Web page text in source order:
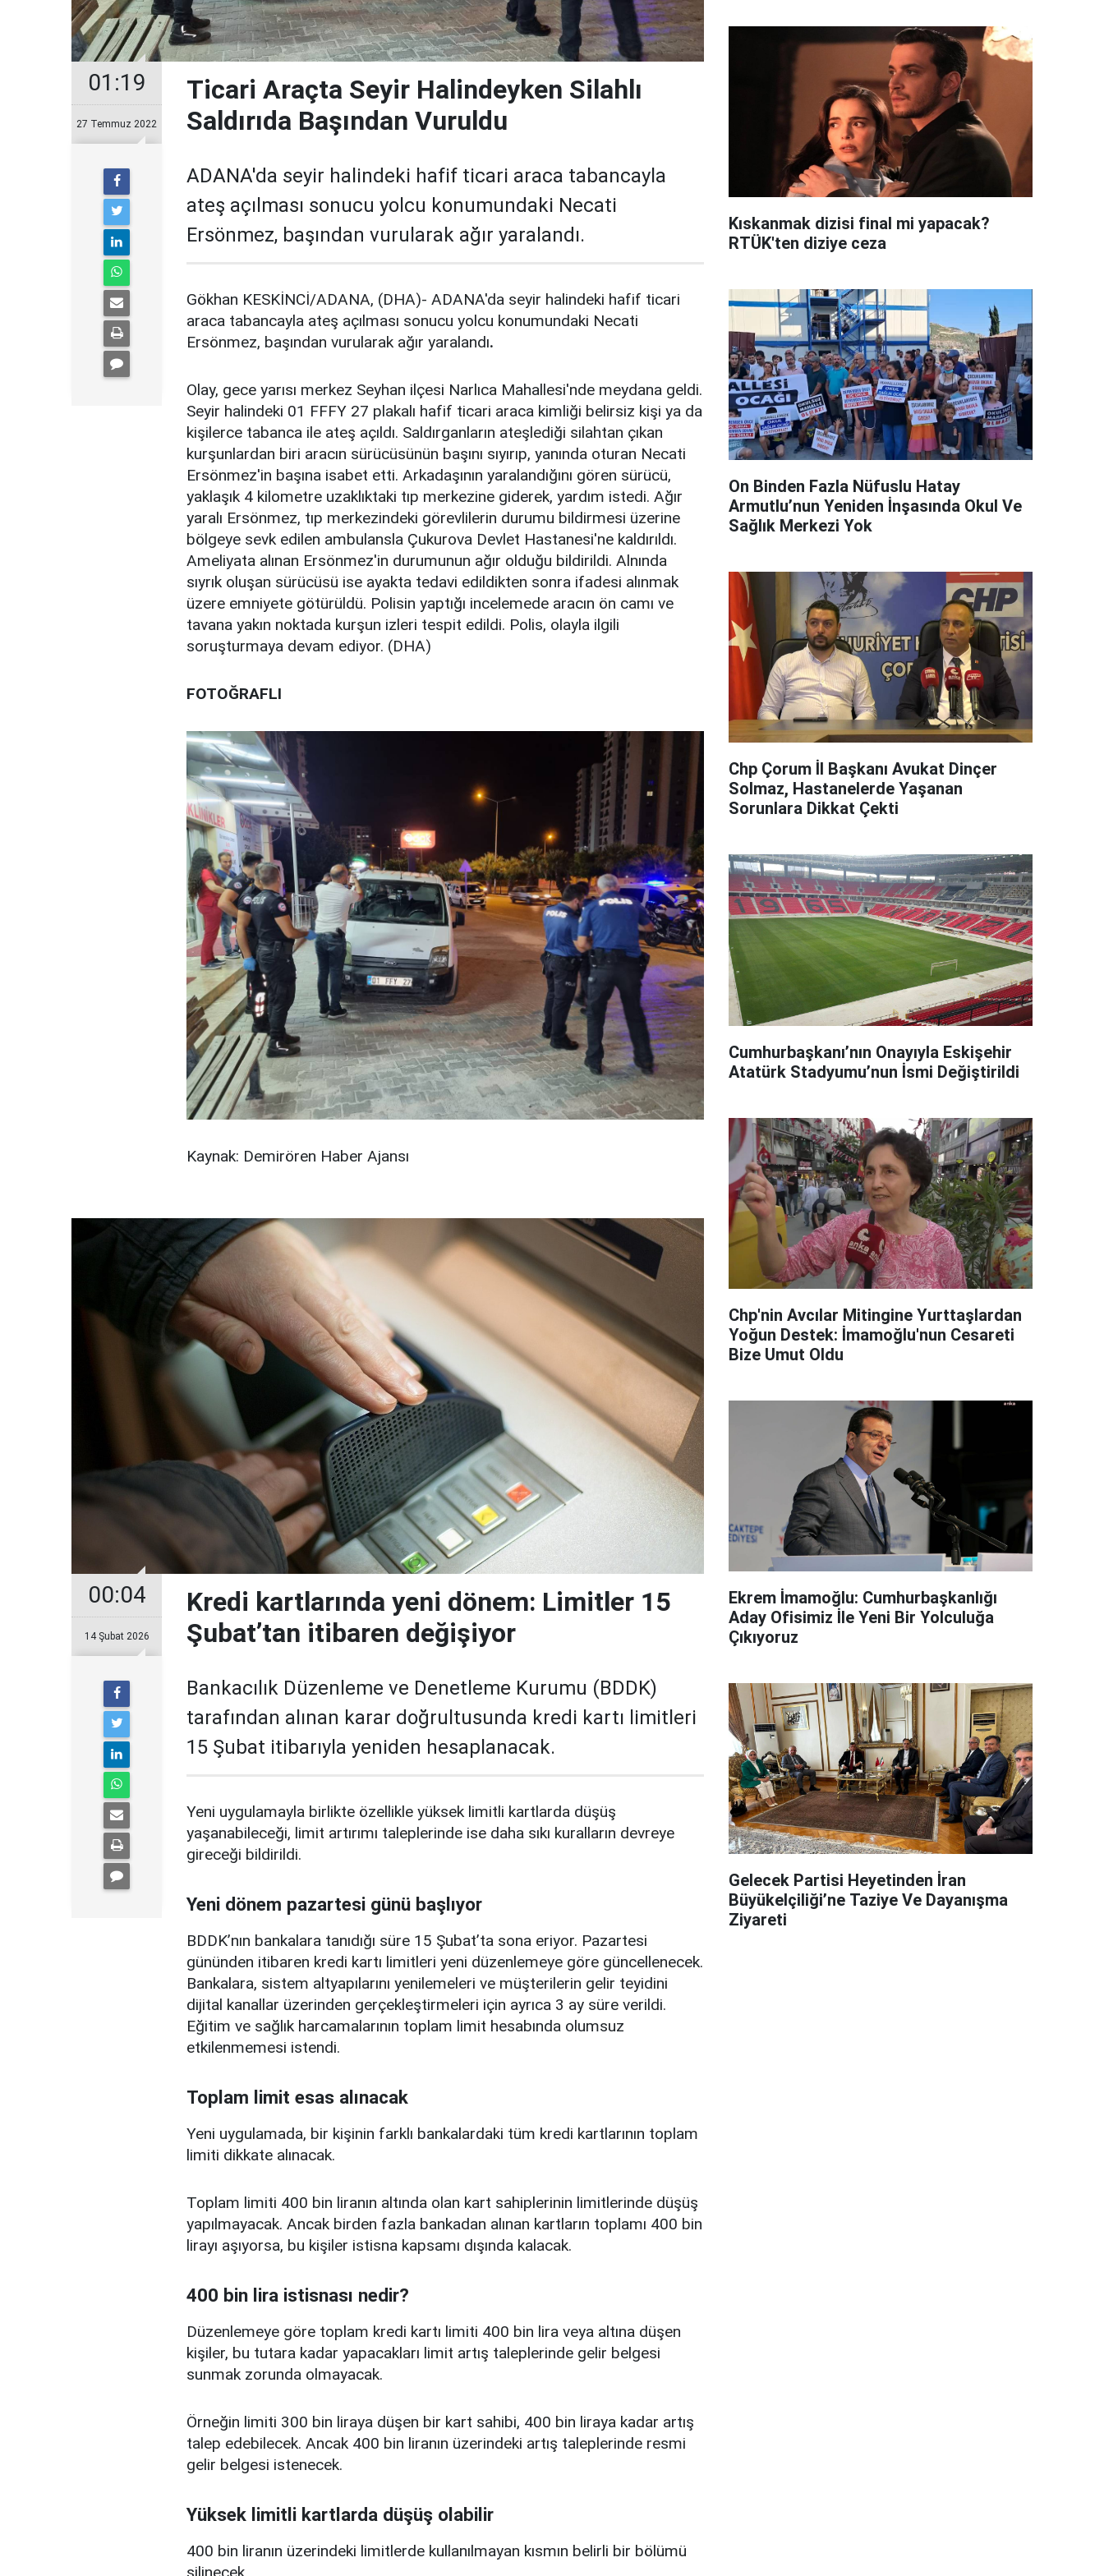
01:19
27 Temmuz 2022
Ticari Araçta Seyir Halindeyken Silahlı
Saldırıda Başından Vuruldu
ADANA'da seyir halindeki hafif ticari araca tabancayla
ateş açılması sonucu yolcu konumundaki Necati
Ersönmez, başından vurularak ağır yaralandı.
Gökhan KESKİNCİ/ADANA, (DHA)- ADANA'da seyir halindeki hafif ticari
araca tabancayla ateş açılması sonucu yolcu konumundaki Necati
Ersönmez, başından vurularak ağır yaralandı.
Olay, gece yarısı merkez Seyhan ilçesi Narlıca Mahallesi'nde meydana geldi.
Seyir halindeki 01 FFFY 27 plakalı hafif ticari araca kimliği belirsiz kişi ya da
kişilerce tabanca ile ateş açıldı. Saldırganların ateşlediği silahtan çıkan
kurşunlardan biri aracın sürücüsünün başını sıyırıp, yanında oturan Necati
Ersönmez'in başına isabet etti. Arkadaşının yaralandığını gören sürücü,
yaklaşık 4 kilometre uzaklıktaki tıp merkezine giderek, yardım istedi. Ağır
yaralı Ersönmez, tıp merkezindeki görevlilerin durumu bildirmesi üzerine
bölgeye sevk edilen ambulansla Çukurova Devlet Hastanesi'ne kaldırıldı.
Ameliyata alınan Ersönmez'in durumunun ağır olduğu bildirildi. Alnında
sıyrık oluşan sürücüsü ise ayakta tedavi edildikten sonra ifadesi alınmak
üzere emniyete götürüldü. Polisin yaptığı incelemede aracın ön camı ve
tavana yakın noktada kurşun izleri tespit edildi. Polis, olayla ilgili
soruşturmaya devam ediyor. (DHA)
FOTOĞRAFLI
Kaynak: Demirören Haber Ajansı
00:04
14 Şubat 2026
Kredi kartlarında yeni dönem: Limitler 15
Şubat’tan itibaren değişiyor
Bankacılık Düzenleme ve Denetleme Kurumu (BDDK)
tarafından alınan karar doğrultusunda kredi kartı limitleri
15 Şubat itibarıyla yeniden hesaplanacak.
Yeni uygulamayla birlikte özellikle yüksek limitli kartlarda düşüş
yaşanabileceği, limit artırımı taleplerinde ise daha sıkı kuralların devreye
gireceği bildirildi.
Yeni dönem pazartesi günü başlıyor
BDDK’nın bankalara tanıdığı süre 15 Şubat’ta sona eriyor. Pazartesi
gününden itibaren kredi kartı limitleri yeni düzenlemeye göre güncellenecek.
Bankalara, sistem altyapılarını yenilemeleri ve müşterilerin gelir teyidini
dijital kanallar üzerinden gerçekleştirmeleri için ayrıca 3 ay süre verildi.
Eğitim ve sağlık harcamalarının toplam limit hesabında olumsuz
etkilenmemesi istendi.
Toplam limit esas alınacak
Yeni uygulamada, bir kişinin farklı bankalardaki tüm kredi kartlarının toplam
limiti dikkate alınacak.
Toplam limiti 400 bin liranın altında olan kart sahiplerinin limitlerinde düşüş
yapılmayacak. Ancak birden fazla bankadan alınan kartların toplamı 400 bin
lirayı aşıyorsa, bu kişiler istisna kapsamı dışında kalacak.
400 bin lira istisnası nedir?
Düzenlemeye göre toplam kredi kartı limiti 400 bin lira veya altına düşen
kişiler, bu tutara kadar yapacakları limit artış taleplerinde gelir belgesi
sunmak zorunda olmayacak.
Örneğin limiti 300 bin liraya düşen bir kart sahibi, 400 bin liraya kadar artış
talep edebilecek. Ancak 400 bin liranın üzerindeki artış taleplerinde resmi
gelir belgesi istenecek.
Yüksek limitli kartlarda düşüş olabilir
400 bin liranın üzerindeki limitlerde kullanılmayan kısmın belirli bir bölümü
silinecek.
Kıskanmak dizisi final mi yapacak?
RTÜK'ten diziye ceza
On Binden Fazla Nüfuslu Hatay
Armutlu’nun Yeniden İnşasında Okul Ve
Sağlık Merkezi Yok
Chp Çorum İl Başkanı Avukat Dinçer
Solmaz, Hastanelerde Yaşanan
Sorunlara Dikkat Çekti
Cumhurbaşkanı’nın Onayıyla Eskişehir
Atatürk Stadyumu’nun İsmi Değiştirildi
Chp'nin Avcılar Mitingine Yurttaşlardan
Yoğun Destek: İmamoğlu'nun Cesareti
Bize Umut Oldu
Ekrem İmamoğlu: Cumhurbaşkanlığı
Aday Ofisimiz İle Yeni Bir Yolculuğa
Çıkıyoruz
Gelecek Partisi Heyetinden İran
Büyükelçiliği’ne Taziye Ve Dayanışma
Ziyareti